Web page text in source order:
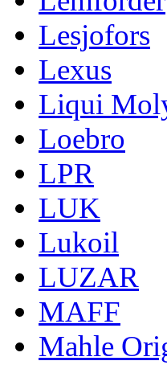
Lesjofors
Lexus
Liqui
Loebro
LPR
LUK
Lukoil
LUZAR
MAFF
Mahle